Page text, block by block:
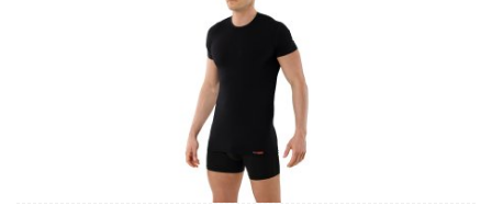
Normalwaschgang bis 40°C
Bügeln bei niedriger Temperatur, max. 110°C
Schonprogramm Trockner
Chemische Reinigung möglich
Keinen Weichspüler verwenden
Nicht in direkter Sonne trocknen